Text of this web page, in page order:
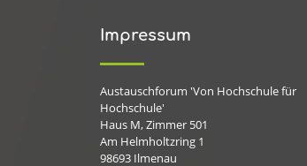
Impressum
Austauschforum 'Von Hochschule für
Hochschule'
Haus M, Zimmer 501
Am Helmholtzring 1
98693 Ilmenau